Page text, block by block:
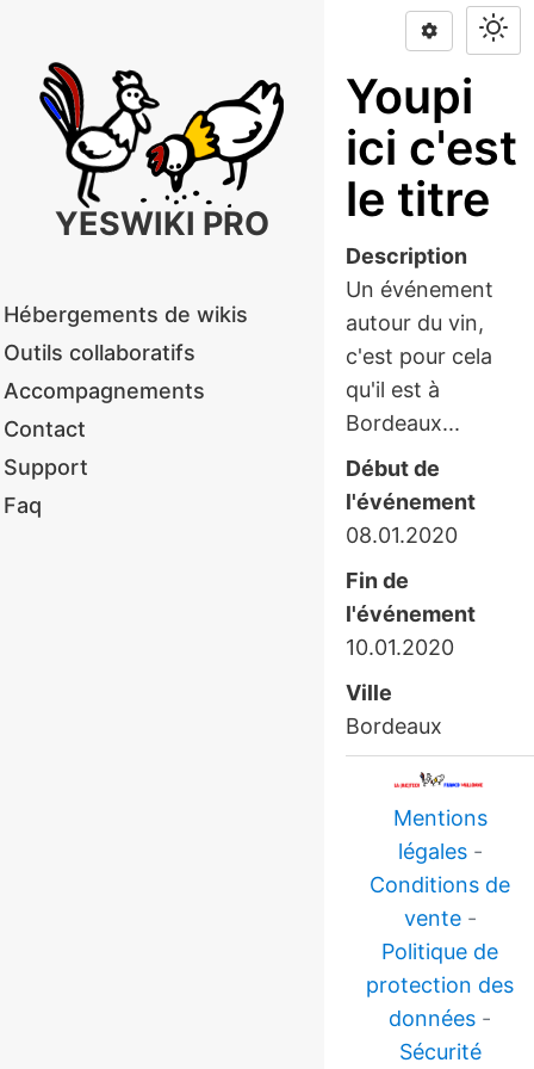
YESWIKI PRO
Hébergements de wikis
Outils collaboratifs
Accompagnements
Contact
Support
Faq
Youpi
ici c'est
le titre
Description
Un événement
autour du vin,
c'est pour cela
qu'il est à
Bordeaux...
Début de
l'événement
08.01.2020
Fin de
l'événement
10.01.2020
Ville
Bordeaux
Mentions
légales-
Conditions de
vente-
Politique de
protection des
données -
Sécurité